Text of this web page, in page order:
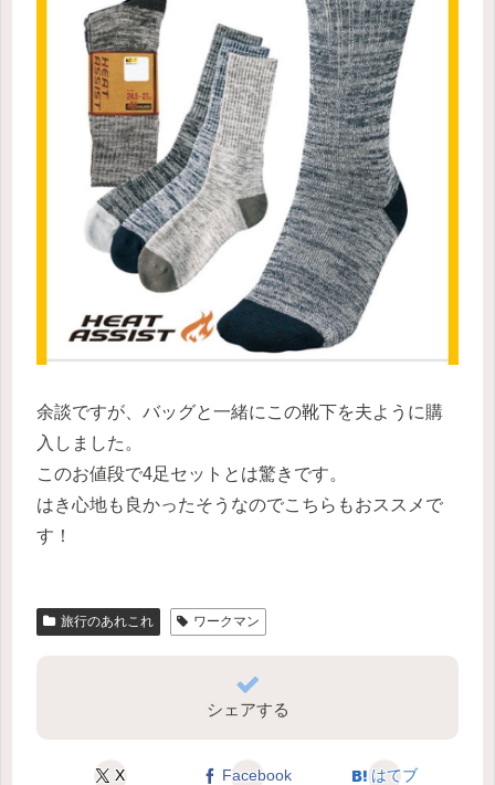
余談ですが、バッグと一緒にこの靴下を夫ように購
入しました。
このお値段で4足セットとは驚きです。
はき心地も良かったそうなのでこちらもおススメで
す！
旅行のあれこれ ワークマン
シェアする
X Facebook はてブ